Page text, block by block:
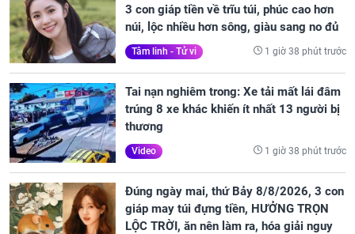
3 con giáp tiền về trĩu túi, phúc cao hơn
núi, lộc nhiều hơn sông, giàu sang no đủ
Tâm linh - Tử vi 1 giờ 38 phút trước
Tai nạn nghiêm trong: Xe tải mất lái đâm
trúng 8 xe khác khiến ít nhất 13 người bị
thương
Video 1 giờ 38 phút trước
Đúng ngày mai, thứ Bảy 8/8/2026, 3 con
giáp may túi đựng tiền, HƯỞNG TRỌN
LỘC TRỜI, ăn nên làm ra, hóa giải nguy